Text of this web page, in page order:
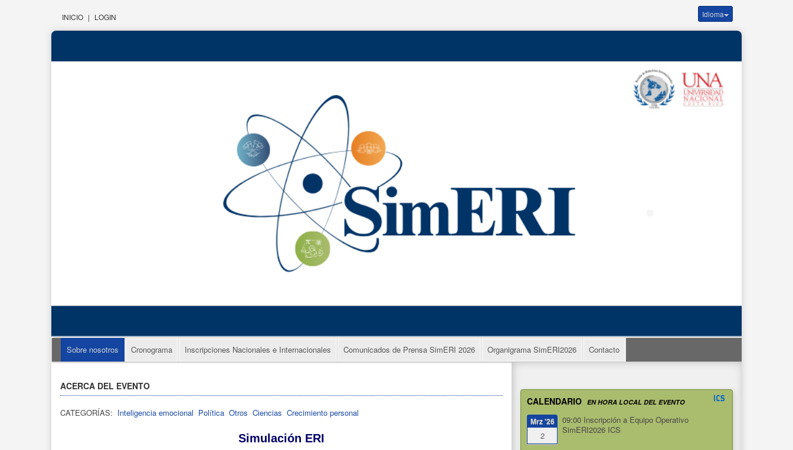
INICIO | LOGIN Idioma
Sobre nosotros Cronograma Inscripciones Nacionales e Internacionales Comunicados de Prensa SimERI 2026 Organigrama SimERI2026 Contacto
ACERCA DEL EVENTO
CATEGORÍAS: Inteligencia emocional Política Otros Ciencias Crecimiento personal
Simulación ERI
CALENDARIO EN HORA LOCAL DEL EVENTO
Mrz '26
2
09:00 Inscripción a Equipo Operativo
SimERI2026 ICS